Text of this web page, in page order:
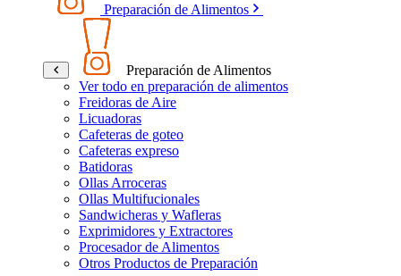
Preparación de Alimentos
Preparación de Alimentos
Ver todo en preparación de alimentos
Freidoras de Aire
Licuadoras
Cafeteras de goteo
Cafeteras expreso
Batidoras
Ollas Arroceras
Ollas Multifucionales
Sandwicheras y Wafleras
Exprimidores y Extractores
Procesador de Alimentos
Otros Productos de Preparación